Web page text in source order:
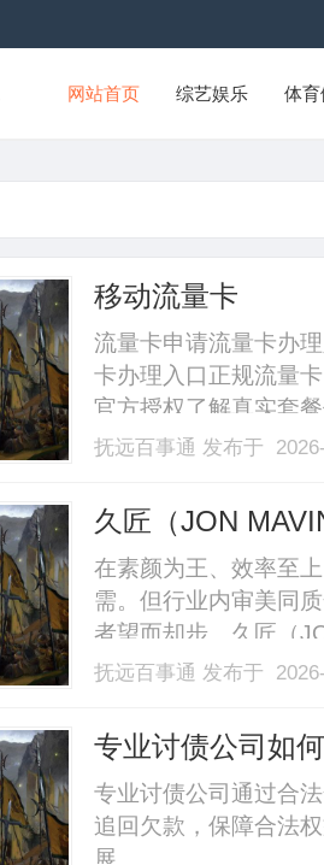
网站首页 综艺娱乐 体
移动流量卡
流量卡申请流量卡办
卡办理入口正规流量
官方授权了解真实套
餐流量卡办理入口⚠️
常是包含了话费补贴
抚远百事通 发布于
久匠（JON
匠让"素颜也精致
在素颜为王、效率至
需。但行业内审美同
者望而却步。久匠（
牌，自创立以来，十
300万人次，凭借严
抚远百事通 发布于
专业讨债公司如
专业讨债公司通过合
追回欠款，保障合法
展。......